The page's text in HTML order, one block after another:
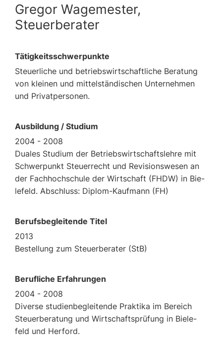
Gregor Wagemester,
Steuerberater
Tä­tig­keits­schwer­punk­te
Steu­er­li­che und be­triebs­wirt­schaft­li­che Be­ra­tung
von klei­nen und mit­tel­stän­di­schen Un­ter­neh­men
und Pri­vat­per­so­nen.
Aus­bil­dung / Stu­di­um
2004 - 2008
Dua­les Stu­di­um der Be­triebs­wirt­schafts­leh­re mit
Schwer­punkt Steu­er­recht und Re­vi­si­ons­we­sen an
der Fach­hoch­schu­le der Wirt­schaft (FHDW) in Bie­
le­feld. Ab­schluss: Di­plom-Kauf­mann (FH)
Be­rufs­be­glei­ten­de Titel
2013
Be­stel­lung zum Steu­er­be­ra­ter (StB)
Be­ruf­li­che Er­fah­run­gen
2004 - 2008
Di­ver­se stu­di­en­be­glei­ten­de Prak­ti­ka im Be­reich
Steu­er­be­ra­tung und Wirt­schafts­prü­fung in Bie­le­
feld und Her­ford.